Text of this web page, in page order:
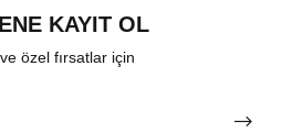
KAYIT OL
özel fırsatlar için